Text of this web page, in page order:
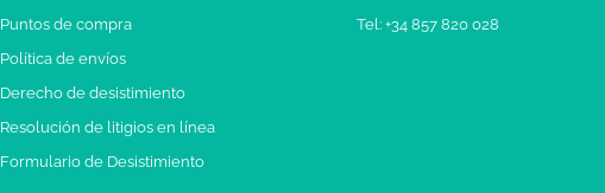
Puntos de compra
Política de envíos
Derecho de desistimiento
Resolución de litigios en línea
Formulario de Desistimiento
Tel: +34 857 820 028